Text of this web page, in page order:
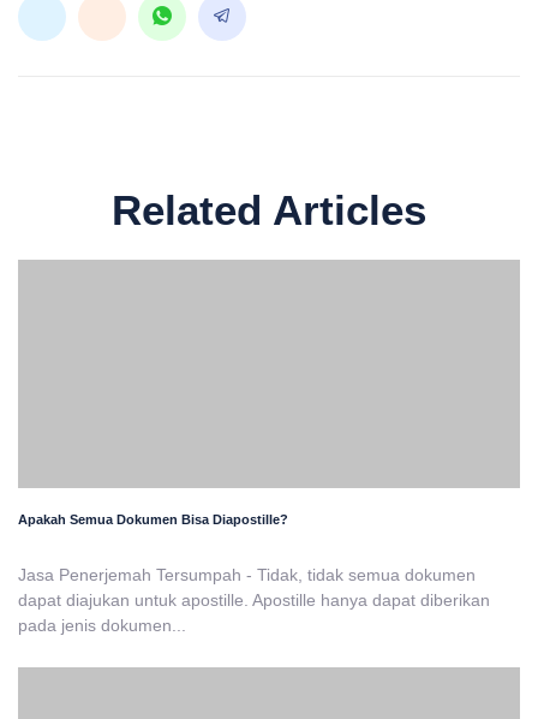
Related Articles
Apakah Semua Dokumen Bisa Diapostille?
Jasa Penerjemah Tersumpah - Tidak, tidak semua dokumen
dapat diajukan untuk apostille. Apostille hanya dapat diberikan
pada jenis dokumen...